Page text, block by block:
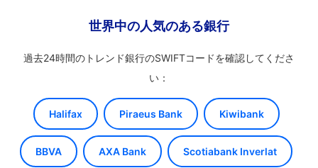
世界中の人気のある銀行
過去24時間のトレンド銀行のSWIFTコードを確認してくださ
い：
Halifax Piraeus Bank Kiwibank
BBVA AXA Bank Scotiabank Inverlat